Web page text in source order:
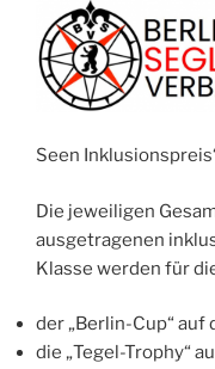
Seen
Die jeweiligen
ausgetragenen
Klasse werden für
der „Berlin-Cup“ auf
die „Tegel-Trophy“